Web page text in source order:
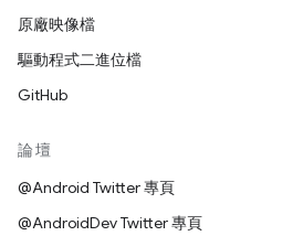
原廠映像檔
驅動程式二進位檔
GitHub
論壇
@Android Twitter 專頁
@AndroidDev Twitter 專頁